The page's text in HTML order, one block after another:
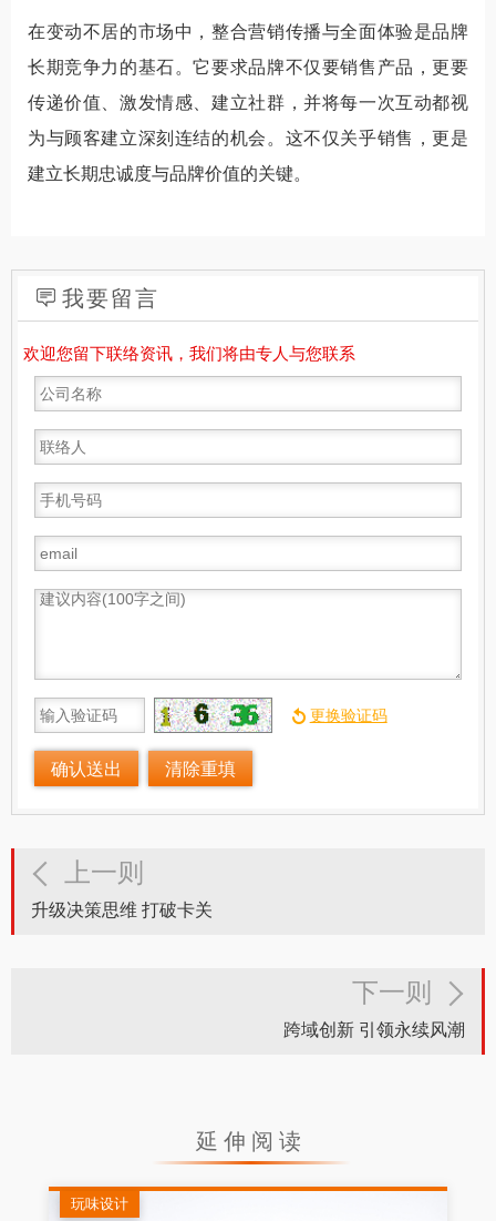
在变动不居的市场中，整合营销传播与全面体验是品牌
长期竞争力的基石。它要求品牌不仅要销售产品，更要
传递价值、激发情感、建立社群，并将每一次互动都视
为与顾客建立深刻连结的机会。这不仅关乎销售，更是
建立长期忠诚度与品牌价值的关键。
我要留言
欢迎您留下联络资讯，我们将由专人与您联系
上一则
升级决策思维 打破卡关
下一则
跨域创新 引领永续风潮
延伸阅读
玩味设计